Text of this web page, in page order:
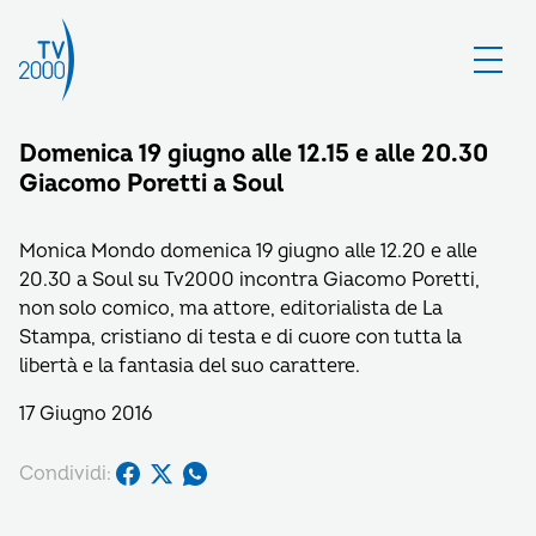
Domenica 19 giugno alle 12.15 e alle 20.30
Giacomo Poretti a Soul
Monica Mondo domenica 19 giugno alle 12.20 e alle
20.30 a Soul su Tv2000 incontra Giacomo Poretti,
non solo comico, ma attore, editorialista de La
Stampa, cristiano di testa e di cuore con tutta la
libertà e la fantasia del suo carattere.
17 Giugno 2016
Condividi: